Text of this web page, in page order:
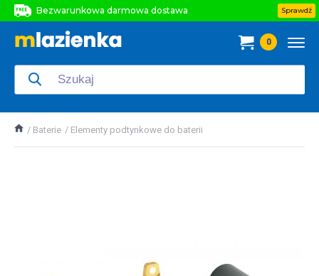
Bezwarunkowa darmowa dostawa
Bezwarunkowa darmowa dostawa
Sprawdź
0
Baterie Elementy podtynkowe do baterii